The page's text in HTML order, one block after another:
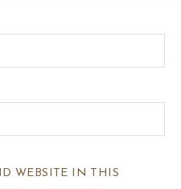
WEBSITE IN THIS